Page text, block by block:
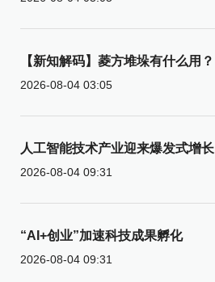
【新知解码】菱方堆垛有什么用？
2026-08-04 03:05
人工智能技术产业迎来爆发式增长
2026-08-04 09:31
“AI+创业”加速科技成果孵化
2026-08-04 09:31